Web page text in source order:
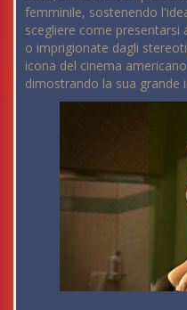
femminile, sostenendo
scegliere come presentarsi
o imprigionate dagli
icona del cinema
dimostrando la sua grande